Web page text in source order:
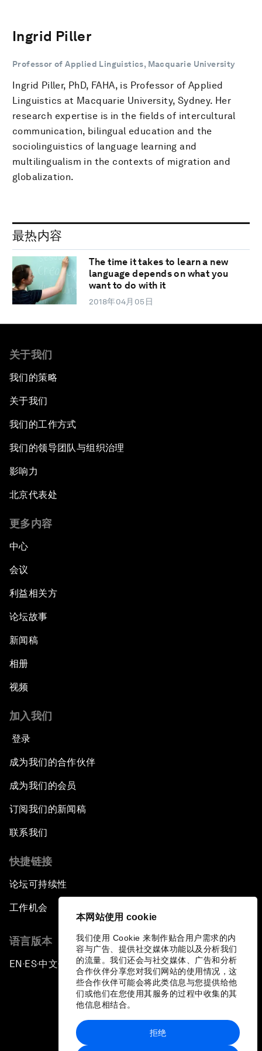
本网站使用 cookie
我们使用 Cookie 来制作贴合用户需求的内
容与广告、提供社交媒体功能以及分析我们
的流量。我们还会与社交媒体、广告和分析
合作伙伴分享您对我们网站的使用情况，这
些合作伙伴可能会将此类信息与您提供给他
们或他们在您使用其服务的过程中收集的其
他信息相结合。
拒绝
Ingrid Piller
Professor of Applied Linguistics, Macquarie University
Ingrid Piller, PhD, FAHA, is Professor of Applied
Linguistics at Macquarie University, Sydney. Her
research expertise is in the fields of intercultural
communication, bilingual education and the
sociolinguistics of language learning and
multilingualism in the contexts of migration and
globalization.
最热内容
The time it takes to learn a new
language depends on what you
want to do with it
2018年04月05日
关于我们
我们的策略
关于我们
我们的工作方式
我们的领导团队与组织治理
影响力
北京代表处
更多内容
中心
会议
利益相关方
论坛故事
新闻稿
相册
视频
加入我们
登录
成为我们的合作伙伴
成为我们的会员
订阅我们的新闻稿
联系我们
快捷链接
论坛可持续性
工作机会
语言版本
EN ▪ ES▪中文▪ 日本語